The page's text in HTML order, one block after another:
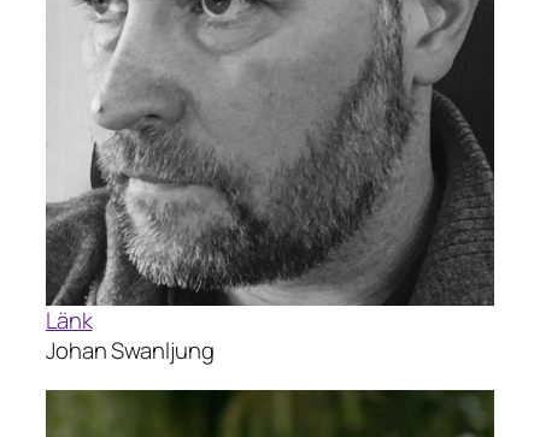
Länk
Johan Swanljung